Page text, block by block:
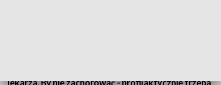
lekarza. By nie zachorować - profilaktycznie trzeba